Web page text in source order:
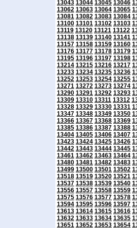
13043 13044 13045 13046
13062 13063 13064 13065
13081 13082 13083 13084
13100 13101 13102 13103
13119 13120 13121 13122
13138 13139 13140 13141
13157 13158 13159 13160
13176 13177 13178 13179
13195 13196 13197 13198
13214 13215 13216 13217
13233 13234 13235 13236
13252 13253 13254 13255
13271 13272 13273 13274
13290 13291 13292 13293
13309 13310 13311 13312
13328 13329 13330 13331
13347 13348 13349 13350
13366 13367 13368 13369
13385 13386 13387 13388
13404 13405 13406 13407
13423 13424 13425 13426
13442 13443 13444 13445
13461 13462 13463 13464
13480 13481 13482 13483
13499 13500 13501 13502
13518 13519 13520 13521
13537 13538 13539 13540
13556 13557 13558 13559
13575 13576 13577 13578
13594 13595 13596 13597
13613 13614 13615 13616
13632 13633 13634 13635
13651 13652 13653 13654